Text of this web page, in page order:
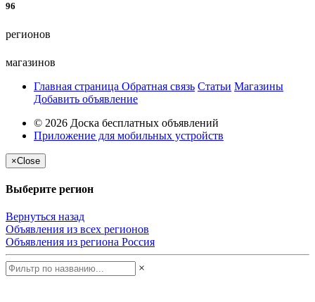
96
регионов
магазинов
Главная страница Обратная связь Статьи Магазины
Добавить объявление
© 2026 Доска бесплатных объявлений
Приложение для мобильных устройств
×Close
Выберите регион
Вернуться назад
Объявления из всех регионов
Объявления из региона Россия
×